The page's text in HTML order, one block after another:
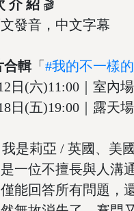
介 紹 🎬
發音，中文字幕
合輯「#我的不一樣
日(六)11:00｜室內
日(五)19:00｜露天
我是莉亞 / 英國、美國
一位不擅長與人溝
能回答所有問題，